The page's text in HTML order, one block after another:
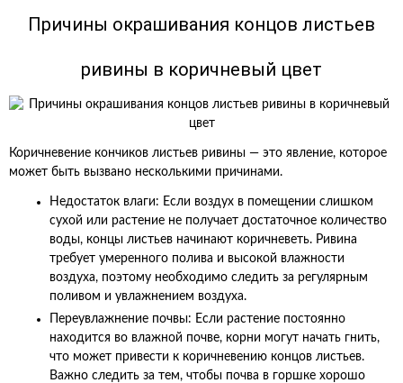
Причины окрашивания концов листьев
ривины в коричневый цвет
Коричневение кончиков листьев ривины — это явление, которое
может быть вызвано несколькими причинами.
Недостаток влаги: Если воздух в помещении слишком
сухой или растение не получает достаточное количество
воды, концы листьев начинают коричневеть. Ривина
требует умеренного полива и высокой влажности
воздуха, поэтому необходимо следить за регулярным
поливом и увлажнением воздуха.
Переувлажнение почвы: Если растение постоянно
находится во влажной почве, корни могут начать гнить,
что может привести к коричневению концов листьев.
Важно следить за тем, чтобы почва в горшке хорошо